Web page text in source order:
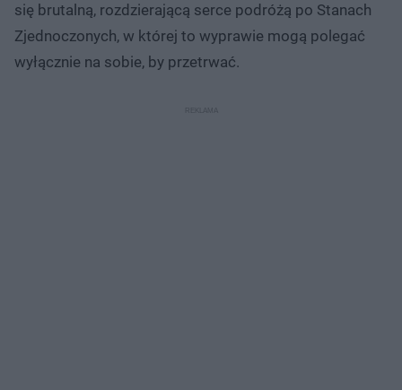
się brutalną, rozdzierającą serce podróżą po Stanach
Zjednoczonych, w której to wyprawie mogą polegać
wyłącznie na sobie, by przetrwać.